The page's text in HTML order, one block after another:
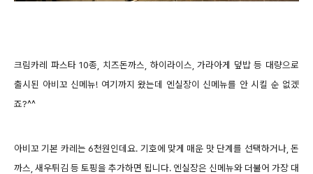
크림카레 파스타 10종, 치즈돈까스, 하이라이스, 가라아게 덮밥 등 대량으로
출시된 아비꼬 신메뉴! 여기까지 왔는데 엔실장이 신메뉴를 안 시킬 순 없겠
죠?^^
아비꼬 기본 카레는 6천원인데요. 기호에 맞게 매운 맛 단계를 선택하거나, 돈
까스, 새우튀김 등 토핑을 추가하면 됩니다. 엔실장은 신메뉴와 더불어 가장 대